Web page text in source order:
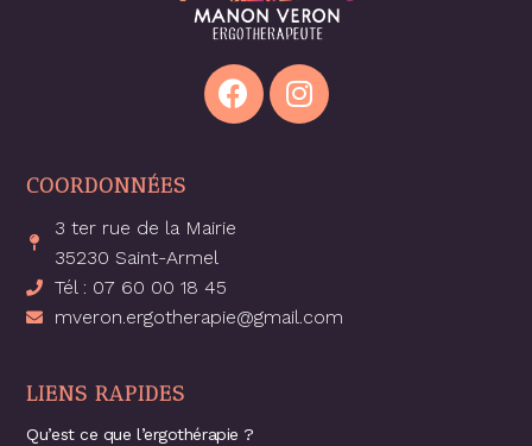
COORDONNÉES
3 ter rue de la Mairie
35230 Saint-Armel
Tél : 07 60 00 18 45
mveron.ergotherapie@gmail.com
LIENS RAPIDES
Qu’est ce que l’ergothérapie ?